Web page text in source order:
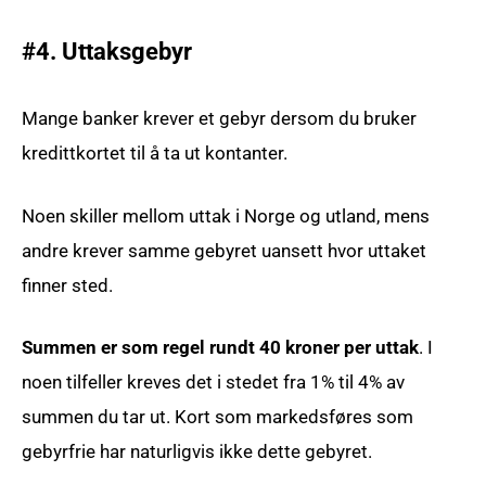
#4. Uttaksgebyr
Mange banker krever et gebyr dersom du bruker
kredittkortet til å ta ut kontanter.
Noen skiller mellom uttak i Norge og utland, mens
andre krever samme gebyret uansett hvor uttaket
finner sted.
Summen er som regel rundt 40 kroner per uttak. I
noen tilfeller kreves det i stedet fra 1% til 4% av
summen du tar ut. Kort som markedsføres som
gebyrfrie har naturligvis ikke dette gebyret.